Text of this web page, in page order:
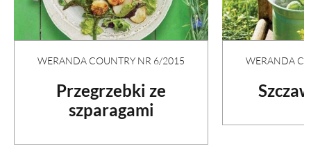
WERANDA COUNTRY NR 6/2015
Przegrzebki ze
szparagami
WERANDA